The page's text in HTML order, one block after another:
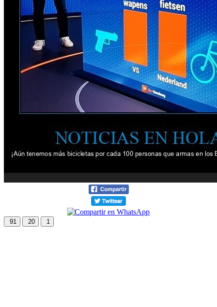
91 20 1